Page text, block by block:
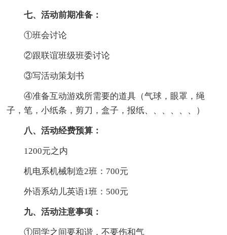
七、活动前期准备：
①班会讨论
②跟联谊班级班委讨论
③写活动策划书
④准备互动游戏所需要的道具（气球，眼罩，绳
子，笔，小纸条，剪刀，盒子，报纸、、、、、、）
八、活动经费预算：
1200元之内
机电系机械制造2班：700元
外语系幼儿英语1班：500元
九、活动注意事项：
①同学之间要和谐，不要伤和气